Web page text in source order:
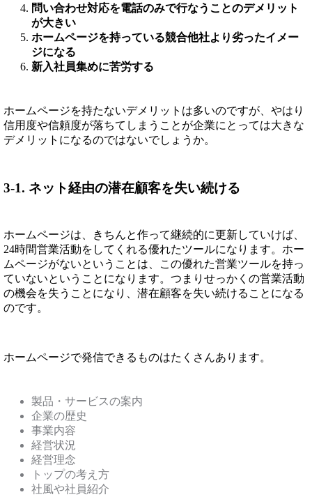
問い合わせ対応を電話のみで行なうことのデメリット
が大きい
ホームページを持っている競合他社より劣ったイメー
ジになる
新入社員集めに苦労する
ホームページを持たないデメリットは多いのですが、やはり
信用度や信頼度が落ちてしまうことが企業にとっては大きな
デメリットになるのではないでしょうか。
3-1. ネット経由の潜在顧客を失い続ける
ホームページは、きちんと作って継続的に更新していけば、
24時間営業活動をしてくれる優れたツールになります。ホー
ムページがないということは、この優れた営業ツールを持っ
ていないということになります。つまりせっかくの営業活動
の機会を失うことになり、潜在顧客を失い続けることになる
のです。
ホームページで発信できるものはたくさんあります。
製品・サービスの案内
企業の歴史
事業内容
経営状況
経営理念
トップの考え方
社風や社員紹介